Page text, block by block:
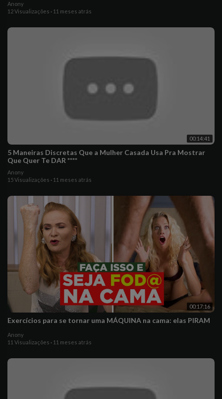
Anony
12 Visualizações · 11 meses atrás
00:14:41
5 Maneiras Discretas Que a Mulher Casada Usa Pra Mostrar
Que Quer Te DAR ****
Anony
15 Visualizações · 11 meses atrás
00:17:16
Exercícios para se tornar uma MÁQUINA na cama: elas PIRAM
Anony
11 Visualizações · 11 meses atrás